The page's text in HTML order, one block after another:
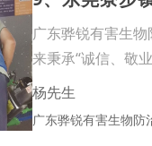
广东骅锐有害生
来秉承“诚信、敬
书、
杨先生
广东骅锐有害生物防